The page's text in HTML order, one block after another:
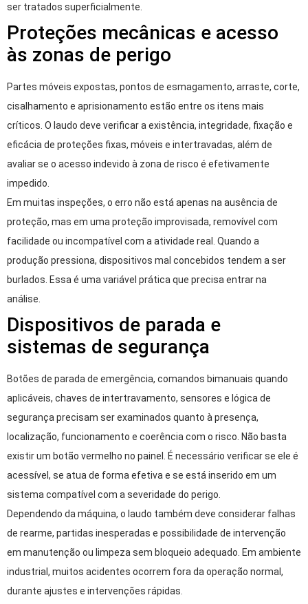
ser tratados superficialmente.
Proteções mecânicas e acesso
às zonas de perigo
Partes móveis expostas, pontos de esmagamento, arraste, corte,
cisalhamento e aprisionamento estão entre os itens mais
críticos. O laudo deve verificar a existência, integridade, fixação e
eficácia de proteções fixas, móveis e intertravadas, além de
avaliar se o acesso indevido à zona de risco é efetivamente
impedido.
Em muitas inspeções, o erro não está apenas na ausência de
proteção, mas em uma proteção improvisada, removível com
facilidade ou incompatível com a atividade real. Quando a
produção pressiona, dispositivos mal concebidos tendem a ser
burlados. Essa é uma variável prática que precisa entrar na
análise.
Dispositivos de parada e
sistemas de segurança
Botões de parada de emergência, comandos bimanuais quando
aplicáveis, chaves de intertravamento, sensores e lógica de
segurança precisam ser examinados quanto à presença,
localização, funcionamento e coerência com o risco. Não basta
existir um botão vermelho no painel. É necessário verificar se ele é
acessível, se atua de forma efetiva e se está inserido em um
sistema compatível com a severidade do perigo.
Dependendo da máquina, o laudo também deve considerar falhas
de rearme, partidas inesperadas e possibilidade de intervenção
em manutenção ou limpeza sem bloqueio adequado. Em ambiente
industrial, muitos acidentes ocorrem fora da operação normal,
durante ajustes e intervenções rápidas.